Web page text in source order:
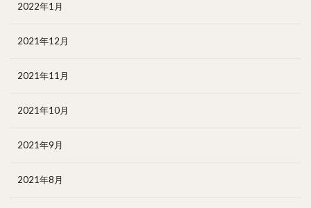
2022年1月
2021年12月
2021年11月
2021年10月
2021年9月
2021年8月